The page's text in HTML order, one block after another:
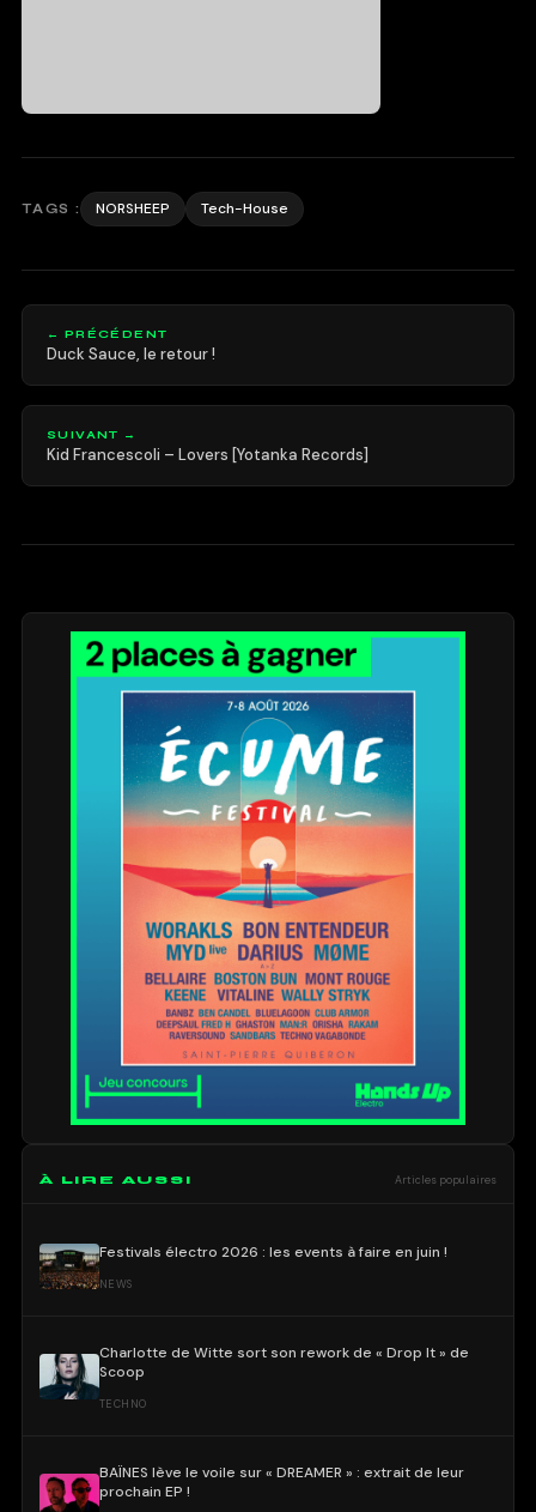
TAGS : NORSHEEP Tech-House
← PRÉCÉDENT
Duck Sauce, le retour !
SUIVANT →
Kid Francescoli – Lovers [Yotanka Records]
À LIRE AUSSI Articles populaires
Festivals électro 2026 : les events à faire en juin !
NEWS
Charlotte de Witte sort son rework de « Drop It » de
Scoop
TECHNO
BAÏNES lève le voile sur « DREAMER » : extrait de leur
prochain EP !